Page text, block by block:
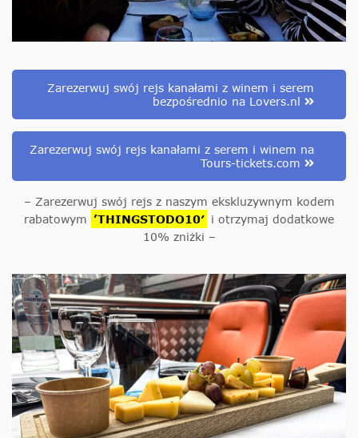
Zarezerwuj swój rejs kanałami z winem i serem
bezpośrednio na Lovers.nl
Zarezerwuj swój rejs kanałami z serem i winem na
Tours-tickets.com
– Zarezerwuj swój rejs z naszym ekskluzywnym kodem
rabatowym ’THINGSTODO10′ i otrzymaj dodatkowe
10% zniżki –